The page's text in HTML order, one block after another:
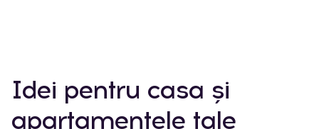
Idei pentru casa și
apartamentele tale